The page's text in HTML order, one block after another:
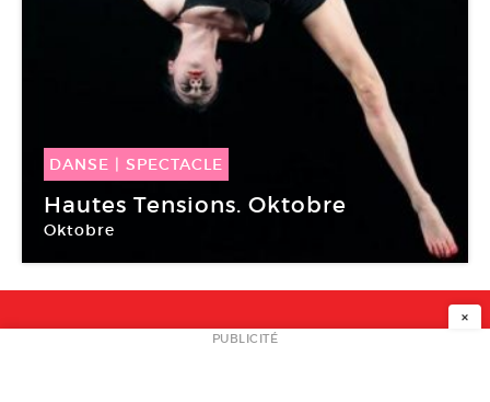
DANSE SPECTACLE
09 Avr -10 Avr 2014
Hautes Tensions. Oktobre
Oktobre
NEWSLETTER
×
PUBLICITÉ